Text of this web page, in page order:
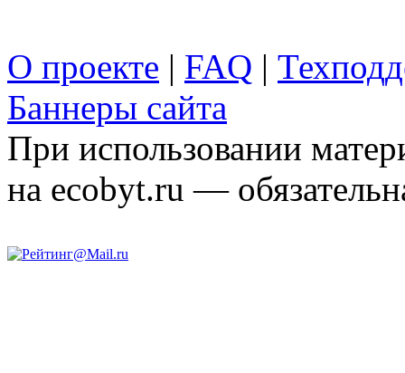
О проекте | FAQ |
Баннеры сайта
При использовании
на ecobyt.ru —